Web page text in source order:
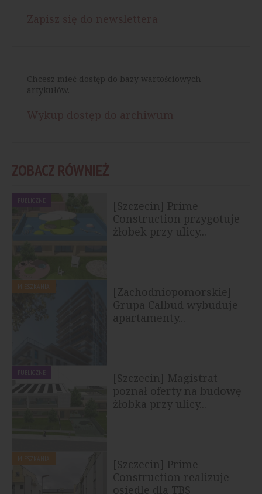
Chcesz mieć dostęp do bazy wartościowych
artykułów.
ZOBACZ RÓWNIEŻ
PUBLICZNE
[Szczecin] Prime
Construction przygotuje
żłobek przy ulicy...
[Zachodniopomorskie]
Grupa Calbud wybuduje
apartamenty...
PUBLICZNE
[Szczecin] Magistrat
poznał oferty na budowę
żłobka przy ulicy...
[Szczecin] Prime
Construction realizuje
osiedle dla TBS